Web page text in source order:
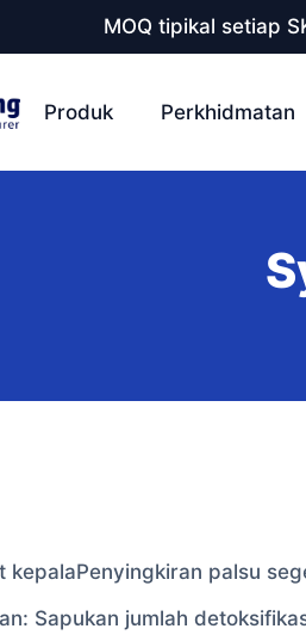
MOQ tipikal setiap
Produk Perkhidmatan
kepalaPenyingkiran palsu
Sapukan jumlah